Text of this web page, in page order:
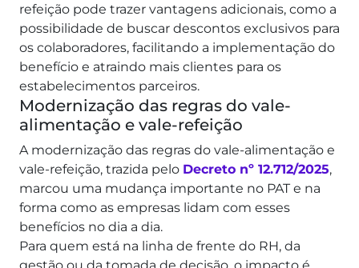
refeição pode trazer vantagens adicionais, como a
possibilidade de buscar descontos exclusivos para
os colaboradores, facilitando a implementação do
benefício e atraindo mais clientes para os
estabelecimentos parceiros.
Modernização das regras do vale-
alimentação e vale-refeição
A modernização das regras do vale-alimentação e
vale-refeição, trazida pelo Decreto nº 12.712/2025,
marcou uma mudança importante no PAT e na
forma como as empresas lidam com esses
benefícios no dia a dia.
Para quem está na linha de frente do RH, da
gestão ou da tomada de decisão, o impacto é